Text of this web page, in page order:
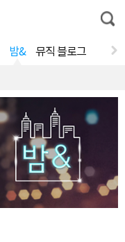
통
합
밤& 뮤직 블로그